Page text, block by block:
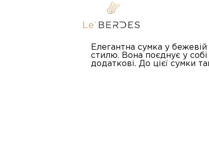
Елегантна сумка у
стилю. Вона поєднує у собі
додаткові. До цієї сумки